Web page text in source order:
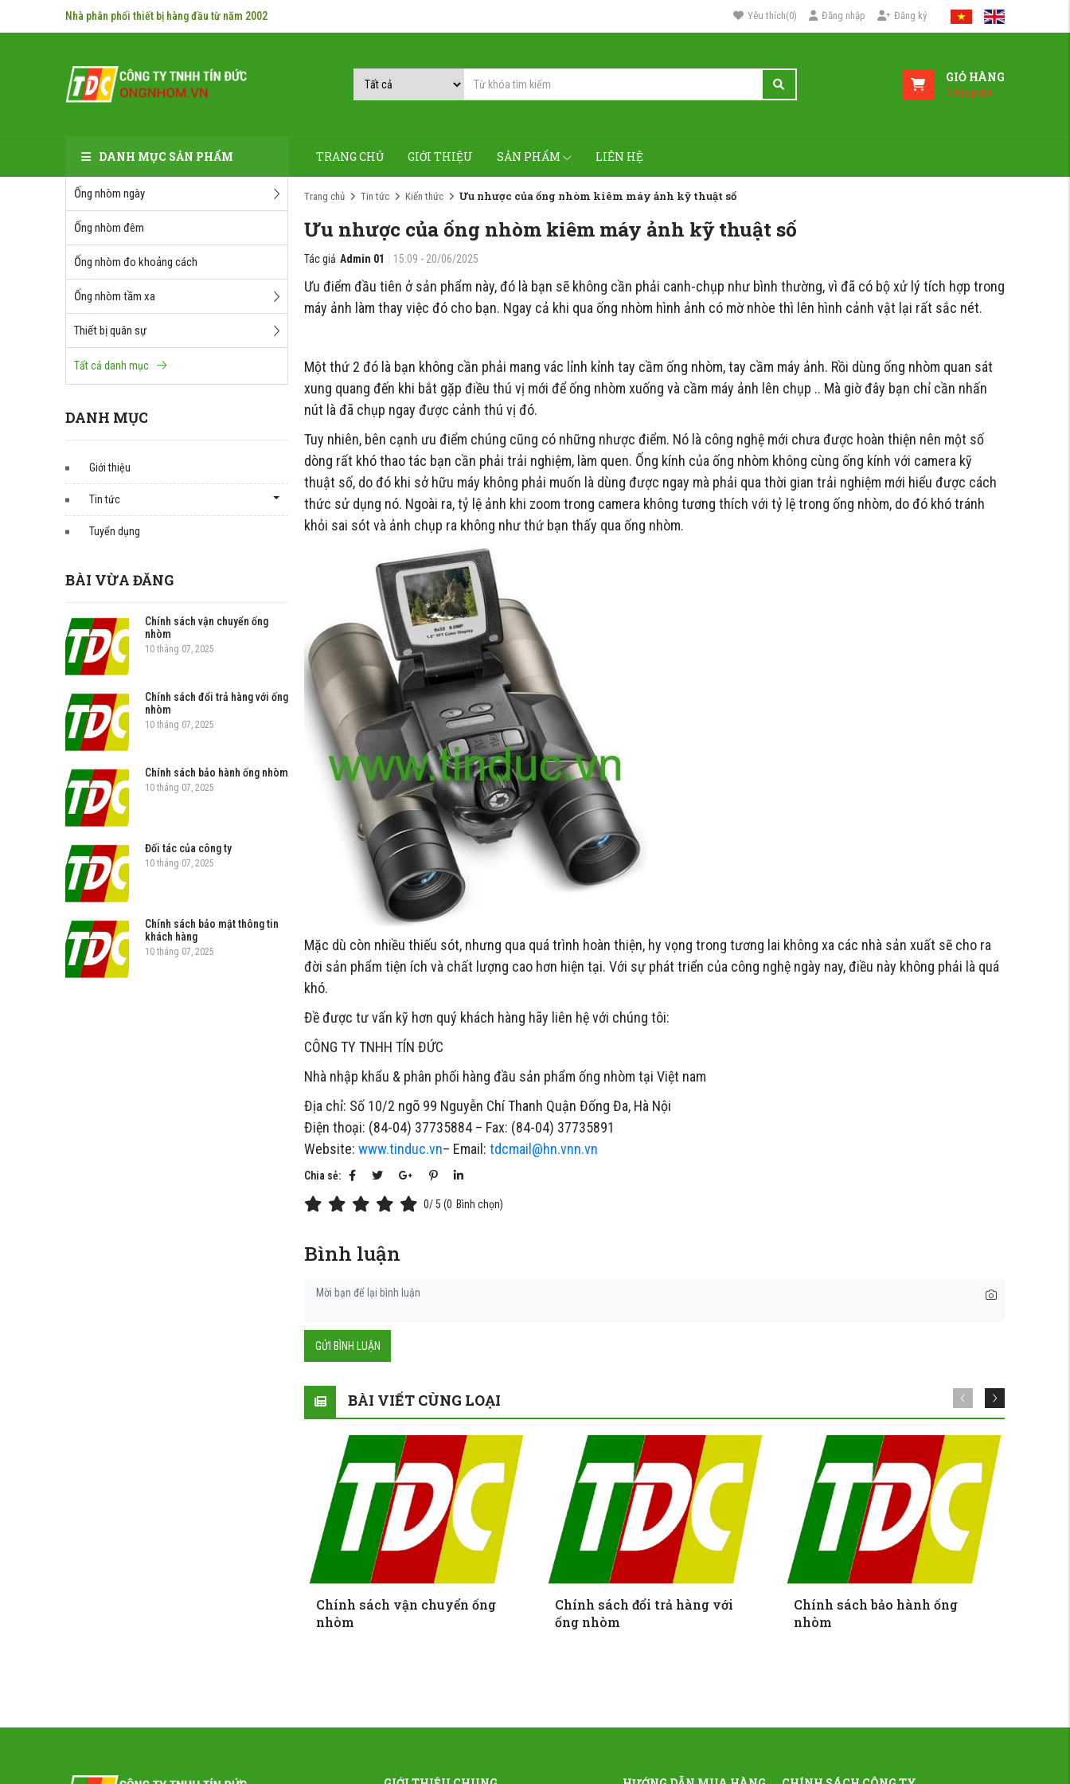
Nhà phân phối thiết bị hàng đầu từ năm 2002 Đăng nhập Đăng ký
Yêu thích(0)
GIỎ HÀNG
0 Sản phẩm
TRANG CHỦ GIỚI THIỆU SẢN PHẨM LIÊN HỆ
DANH MỤC SẢN PHẨM
Ống nhòm ngày
Ống nhòm đêm
Ống nhòm đo khoảng cách
Ống nhòm tầm xa
Thiết bị quân sự
Tất cả danh mục
DANH MỤC
Giới thiệu
Tin tức
Tuyển dụng
BÀI VỪA ĐĂNG
Chính sách vận chuyển ống
nhòm
10 tháng 07, 2025
Chính sách đổi trả hàng với ống
nhòm
10 tháng 07, 2025
Chính sách bảo hành ống nhòm
10 tháng 07, 2025
Đối tác của công ty
10 tháng 07, 2025
Chính sách bảo mật thông tin
khách hàng
10 tháng 07, 2025
Trang chủ Tin tức Kiến thức Ưu nhược của ống nhòm kiêm máy ảnh kỹ thuật số
Ưu nhược của ống nhòm kiêm máy ảnh kỹ thuật số
Tác giả Admin 01 15:09 - 20/06/2025
Ưu điểm đầu tiên ở sản phẩm này, đó là bạn sẽ không cần phải canh-chụp như bình thường, vì đã có bộ xử lý tích hợp trong
máy ảnh làm thay việc đó cho bạn. Ngay cả khi qua ống nhòm hình ảnh có mờ nhòe thì lên hình cảnh vật lại rất sắc nét.
Một thứ 2 đó là bạn không cần phải mang vác lỉnh kỉnh tay cầm ống nhòm, tay cầm máy ảnh. Rồi dùng ống nhòm quan sát
xung quang đến khi bắt gặp điều thú vị mới để ống nhòm xuống và cầm máy ảnh lên chụp .. Mà giờ đây bạn chỉ cần nhấn
nút là đã chụp ngay được cảnh thú vị đó.
Tuy nhiên, bên cạnh ưu điểm chúng cũng có những nhược điểm. Nó là công nghệ mới chưa được hoàn thiện nên một số
dòng rất khó thao tác bạn cần phải trải nghiệm, làm quen. Ống kính của ống nhòm không cùng ống kính với camera kỹ
thuật số, do đó khi sở hữu máy không phải muốn là dùng được ngay mà phải qua thời gian trải nghiệm mới hiểu được cách
thức sử dụng nó. Ngoài ra, tỷ lệ ảnh khi zoom trong camera không tương thích với tỷ lệ trong ống nhòm, do đó khó tránh
khỏi sai sót và ảnh chụp ra không như thứ bạn thấy qua ống nhòm.
Mặc dù còn nhiều thiếu sót, nhưng qua quá trình hoàn thiện, hy vọng trong tương lai không xa các nhà sản xuất sẽ cho ra
đời sản phẩm tiện ích và chất lượng cao hơn hiện tại. Với sự phát triển của công nghệ ngày nay, điều này không phải là quá
khó.
Đề được tư vấn kỹ hơn quý khách hàng hãy liên hệ với chúng tôi:
CÔNG TY TNHH TÍN ĐỨC
Nhà nhập khẩu & phân phối hàng đầu sản phẩm ống nhòm tại Việt nam
Địa chỉ: Số 10/2 ngõ 99 Nguyễn Chí Thanh Quận Đống Đa, Hà Nội
Điện thoại: (84-04) 37735884 – Fax: (84-04) 37735891
Website: www.tinduc.vn– Email: tdcmail@hn.vnn.vn
Chia sẻ:
0/ 5 (0 Bình chọn)
Bình luận
GỬI BÌNH LUẬN
BÀI VIẾT CÙNG LOẠI
Chính sách vận chuyển ống
nhòm
Chính sách đổi trả hàng với
ống nhòm
Chính sách bảo hành ống
nhòm